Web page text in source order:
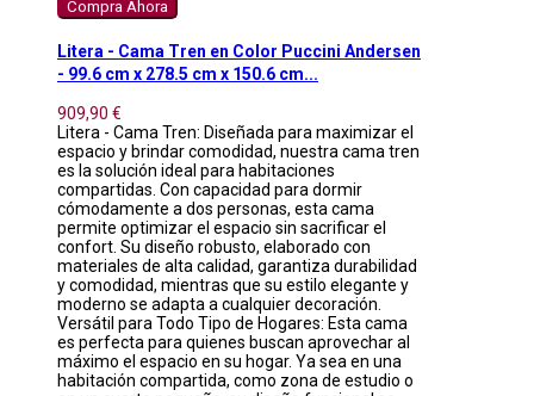
Compra Ahora
Litera - Cama Tren en Color Puccini Andersen
- 99.6 cm x 278.5 cm x 150.6 cm...
909,90 €
Litera - Cama Tren: Diseñada para maximizar el
espacio y brindar comodidad, nuestra cama tren
es la solución ideal para habitaciones
compartidas. Con capacidad para dormir
cómodamente a dos personas, esta cama
permite optimizar el espacio sin sacrificar el
confort. Su diseño robusto, elaborado con
materiales de alta calidad, garantiza durabilidad
y comodidad, mientras que su estilo elegante y
moderno se adapta a cualquier decoración.
Versátil para Todo Tipo de Hogares: Esta cama
es perfecta para quienes buscan aprovechar al
máximo el espacio en su hogar. Ya sea en una
habitación compartida, como zona de estudio o